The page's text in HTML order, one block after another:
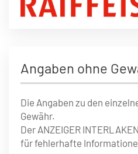
Angaben ohne
Die Angaben zu den
Gewähr.
Der ANZEIGER
für fehlerhafte